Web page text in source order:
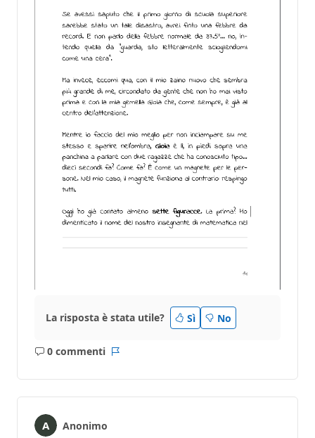
La risposta è stata utile? Sì No
0 commenti
Nessun
Report
Anonimo